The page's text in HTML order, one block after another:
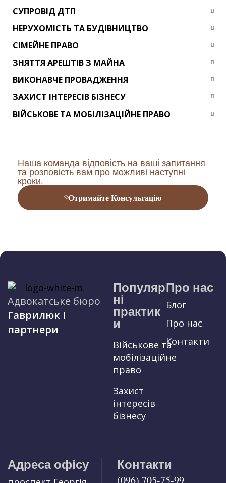
СУПРОВІД ДТП
НЕРУХОМІСТЬ ТА БУДІВНИЦТВО
СІМЕЙНЕ ПРАВО
ЗНЯТТЯ АРЕШТІВ З МАЙНА
ВИКОНАВЧЕ ПРОВАДЖЕННЯ
ЗАХИСТ ІНТЕРЕСІВ БІЗНЕСУ
ВІЙСЬКОВЕ ТА МОБІЛІЗАЦІЙНЕ ПРАВО
Наша команда відповість на ваші запитання
та розповість вам про можливі наступні
кроки.
Отримайте Консультацію
Адвокатське бюро
Гаврилюк і
партнери
Популяр
ні
практик
и
Військове та
мобілізаційне
право
Захист
інтересів
бізнесу
Про нас
Блог
Про нас
Контакти
Адреса офісу Контакти
(096) 705-75-99